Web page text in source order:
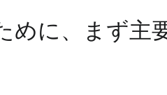
めに、まず